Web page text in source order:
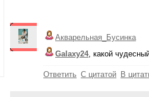
Акварельная_Бусинка
Galaxy24, какой
Ответить С цитатой В